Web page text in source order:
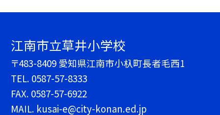
江南市立草井小学校
〒483-8409 愛知県江南市小杁町長者毛西1
TEL. 0587-57-8333
FAX. 0587-57-6922
MAIL. kusai-e@city-konan.ed.jp